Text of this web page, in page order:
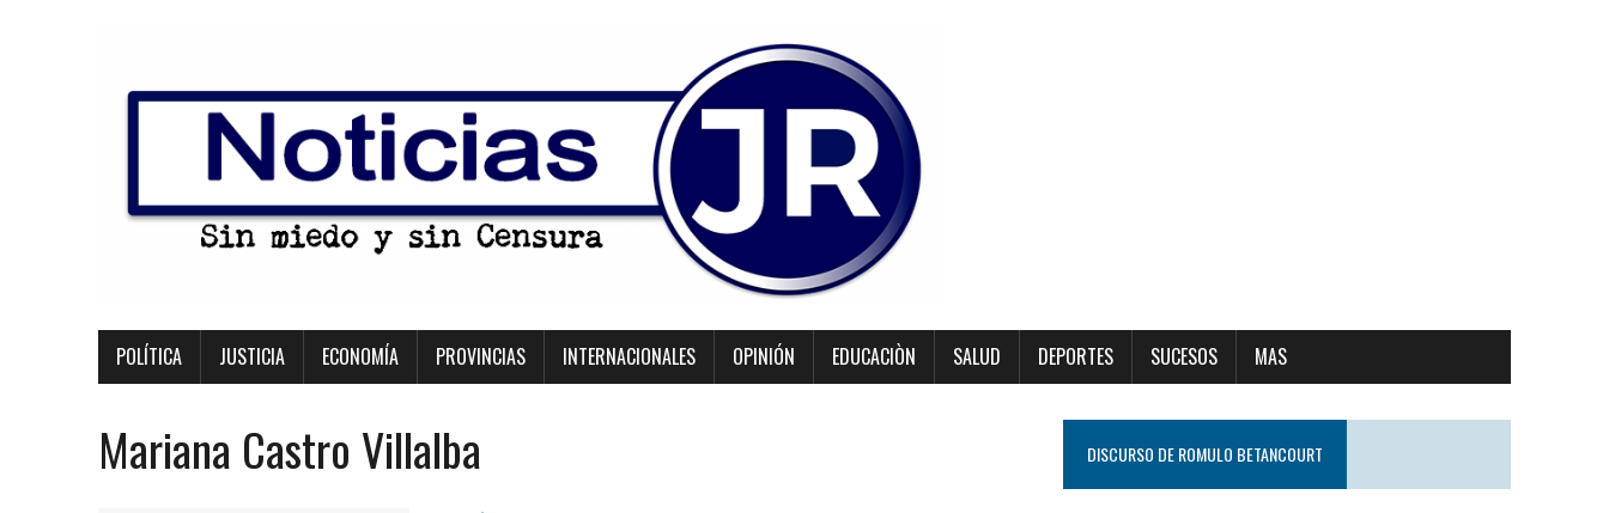
POLÍTICA JUSTICIA ECONOMÍA PROVINCIAS INTERNACIONALES OPINIÓN EDUCACIÒN SALUD DEPORTES SUCESOS MAS
Mariana Castro Villalba DISCURSO DE ROMULO BETANCOURT